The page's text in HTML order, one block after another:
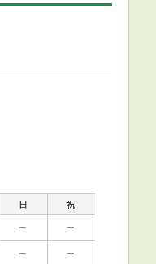
日
祝
－
－
－
－